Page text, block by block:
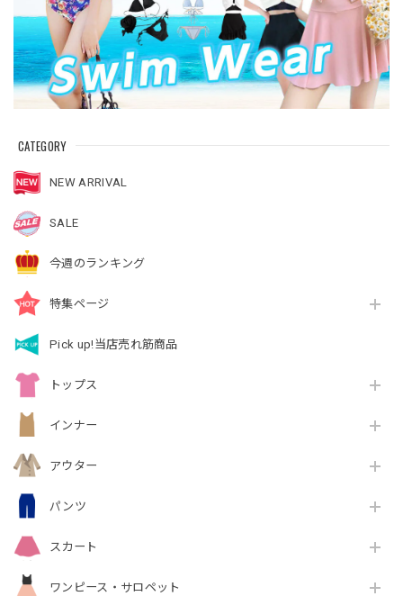
CATEGORY
NEW ARRIVAL
SALE
今週のランキング
特集ページ
Pick up!当店売れ筋商品
トップス
インナー
アウター
パンツ
スカート
ワンピース・サロペット